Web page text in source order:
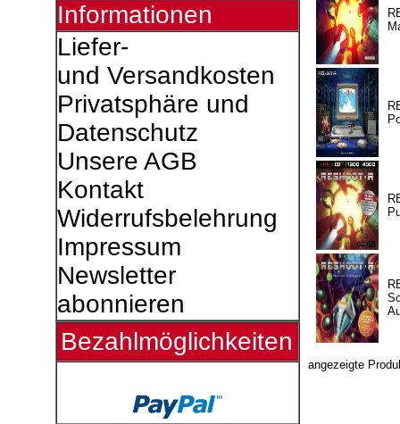
Informationen
Liefer-
und Versandkosten
Privatsphäre und
Datenschutz
Unsere AGB
Kontakt
Widerrufsbelehrung
Impressum
Newsletter
abonnieren
Bezahlmöglichkeiten
angezeigte